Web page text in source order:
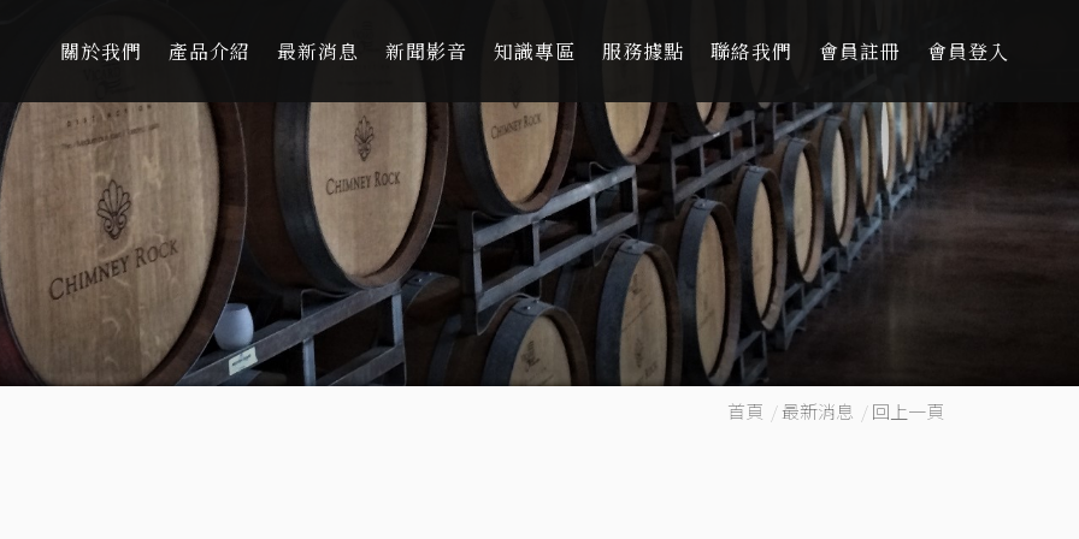
關於我們 產品介紹 最新消息 新聞影音 知識專區 服務據點 聯絡我們 會員註冊 會員登入
首頁 /最新消息 /回上一頁